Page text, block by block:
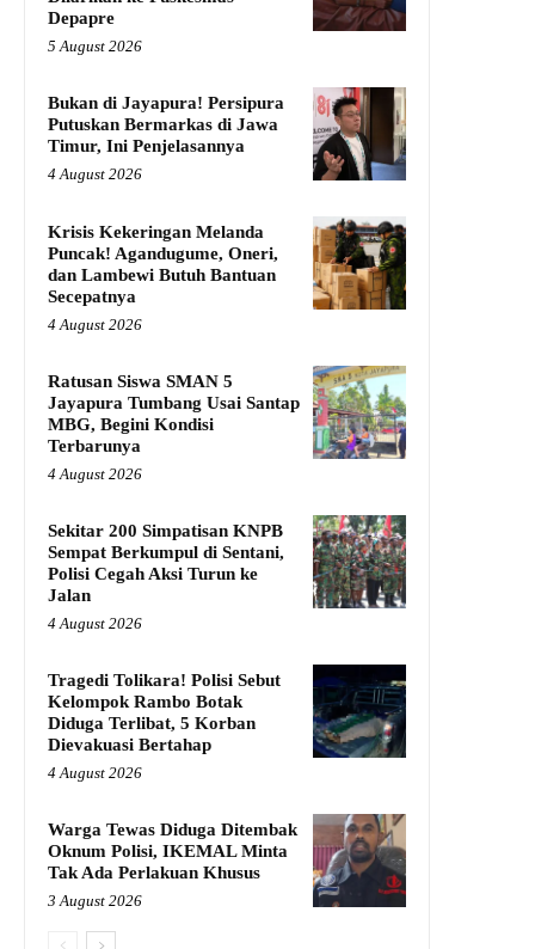
Depapre
5 August 2026
Bukan di Jayapura! Persipura
Putuskan Bermarkas di Jawa
Timur, Ini Penjelasannya
4 August 2026
Krisis Kekeringan Melanda
Puncak! Agandugume, Oneri,
dan Lambewi Butuh Bantuan
Secepatnya
4 August 2026
Ratusan Siswa SMAN 5
Jayapura Tumbang Usai Santap
MBG, Begini Kondisi
Terbarunya
4 August 2026
Sekitar 200 Simpatisan KNPB
Sempat Berkumpul di Sentani,
Polisi Cegah Aksi Turun ke
Jalan
4 August 2026
Tragedi Tolikara! Polisi Sebut
Kelompok Rambo Botak
Diduga Terlibat, 5 Korban
Dievakuasi Bertahap
4 August 2026
Warga Tewas Diduga Ditembak
Oknum Polisi, IKEMAL Minta
Tak Ada Perlakuan Khusus
3 August 2026